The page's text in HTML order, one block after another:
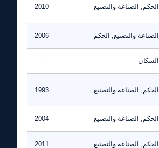
الحكم, الصناعة والتصنيع 2010
الصناعة والتصنيع, الحكم 2006
السكان ----
الحكم, الصناعة والتصنيع 1993
الحكم, الصناعة والتصنيع 2004
الحكم, الصناعة والتصنيع 2011